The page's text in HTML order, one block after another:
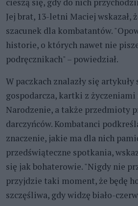
Jej brat, 13-letni Maciej wskazał,
szacunek dla kombatantów.
historie, o których nawet nie
podręcznikach" – powiedział.
W paczkach znalazły się
gospodarcza, kartki z życzeniami
Narodzenie, a także przedmioty
darczyńców. Kombatanci
znaczenie, jakie ma dla nich
przedświąteczne spotkania,
się jak bohaterowie. "Nigdy nie
przyjdzie taki moment, że będę
szczęśliwa, gdy widzę biało-